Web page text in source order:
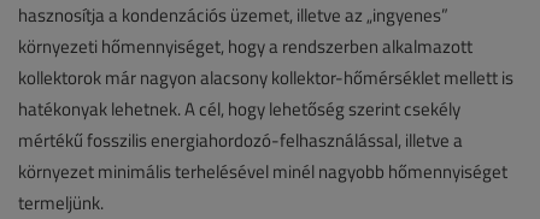
hasznosítja a kondenzációs üzemet, illetve az „ingyenes”
környezeti hőmennyiséget, hogy a rendszerben alkalmazott
kollektorok már nagyon alacsony kollektor-hőmérséklet mellett is
hatékonyak lehetnek. A cél, hogy lehetőség szerint csekély
mértékű fosszilis energiahordozó-felhasználással, illetve a
környezet minimális terhelésével minél nagyobb hőmennyiséget
termeljünk.